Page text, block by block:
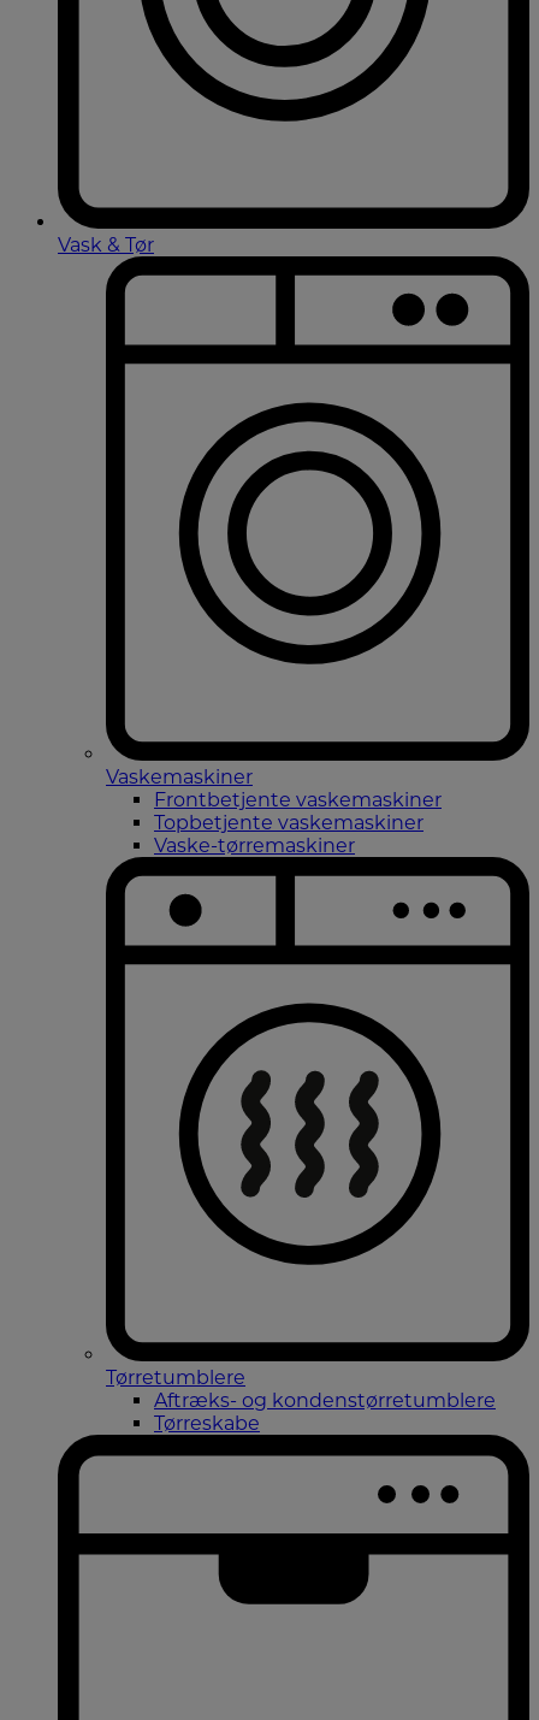
Vask & Tør
Vaskemaskiner
Frontbetjente vaskemaskiner
Topbetjente vaskemaskiner
Vaske-tørremaskiner
Tørretumblere
Aftræks- og kondenstørretumblere
Tørreskabe